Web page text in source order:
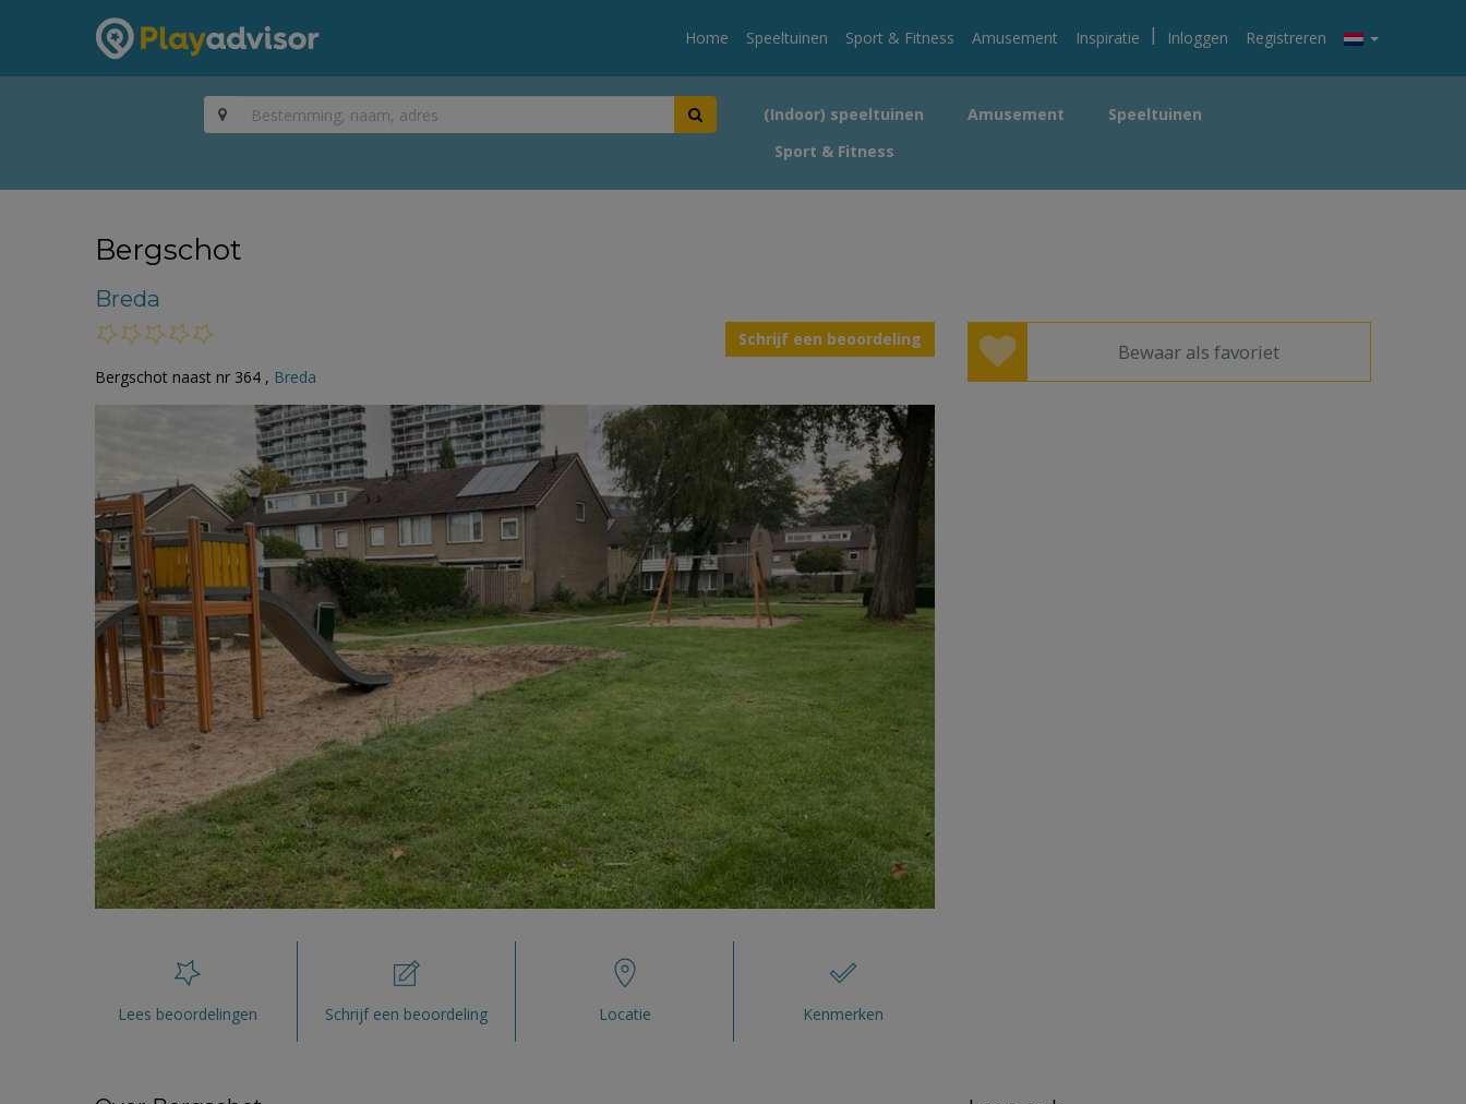
Home Speeltuinen Sport & Fitness Amusement Inspiratie | Inloggen Registreren
(Indoor) speeltuinen Amusement
Speeltuinen
Sport & Fitness
Bergschot
Breda
Schrijf een beoordeling
Bergschot naast nr 364 , Breda
Bewaar als favoriet
Lees beoordelingen Schrijf een beoordeling Locatie Kenmerken